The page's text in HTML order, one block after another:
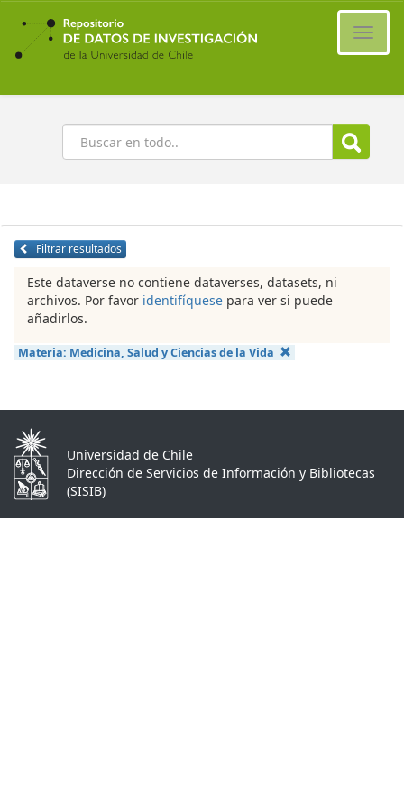
Ir
contenido
principal
Buscar
Filtrar resultados
Este dataverse no contiene dataverses, datasets, ni
archivos. Por favor identifíquese para ver si puede
añadirlos.
Materia: Medicina, Salud y Ciencias de la Vida
Universidad de Chile
Dirección de Servicios de Información y Bibliotecas
(SISIB)